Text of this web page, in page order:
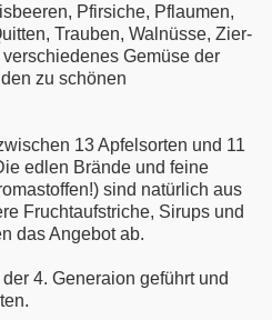
Pfirsiche, Pflaumen,
Trauben, Walnüsse, Zier-
Gemüse der
zu schönen
13 Apfelsorten und 11
edlen Brände und feine
sind natürlich aus
Fruchtaufstriche, Sirups und
das Angebot ab.
4. Generaion geführt und